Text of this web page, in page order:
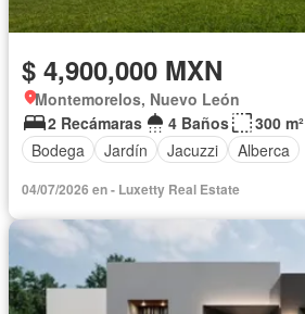
$ 4,900,000 MXN
Montemorelos, Nuevo León
2 Recámaras
4 Baños
300 m²
Bodega
Jardín Jacuzzi Alberca
04/07/2026 en - Luxetty Real Estate